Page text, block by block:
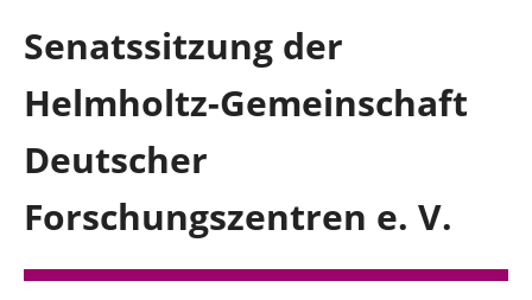
Hagen und südlicher Ennepe-Ruhr-Kreis
Über mich
Kontakt
Presse
Senatssitzung der
Helmholtz-Gemeinschaft
Deutscher
Forschungszentren e. V.